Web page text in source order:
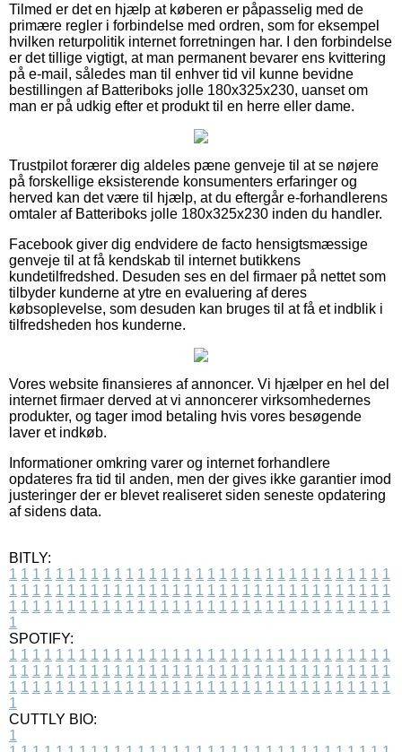
Tilmed er det en hjælp at køberen er påpasselig med de
primære regler i forbindelse med ordren, som for eksempel
hvilken returpolitik internet forretningen har. I den forbindelse
er det tillige vigtigt, at man permanent bevarer ens kvittering
på e-mail, således man til enhver tid vil kunne bevidne
bestillingen af Batteriboks jolle 180x325x230, uanset om
man er på udkig efter et produkt til en herre eller dame.
Trustpilot forærer dig aldeles pæne genveje til at se nøjere
på forskellige eksisterende konsumenters erfaringer og
herved kan det være til hjælp, at du eftergår e-forhandlerens
omtaler af Batteriboks jolle 180x325x230 inden du handler.
Facebook giver dig endvidere de facto hensigtsmæssige
genveje til at få kendskab til internet butikkens
kundetilfredshed. Desuden ses en del firmaer på nettet som
tilbyder kunderne at ytre en evaluering af deres
købsoplevelse, som desuden kan bruges til at få et indblik i
tilfredsheden hos kunderne.
Vores website finansieres af annoncer. Vi hjælper en hel del
internet firmaer derved at vi annoncerer virksomhedernes
produkter, og tager imod betaling hvis vores besøgende
laver et indkøb.
Informationer omkring varer og internet forhandlere
opdateres fra tid til anden, men der gives ikke garantier imod
justeringer der er blevet realiseret siden seneste opdatering
af sidens data.
BITLY:
1 1 1 1 1 1 1 1 1 1 1 1 1 1 1 1 1 1 1 1 1 1 1 1 1 1 1 1 1 1 1 1 1
1 1 1 1 1 1 1 1 1 1 1 1 1 1 1 1 1 1 1 1 1 1 1 1 1 1 1 1 1 1 1 1 1
1 1 1 1 1 1 1 1 1 1 1 1 1 1 1 1 1 1 1 1 1 1 1 1 1 1 1 1 1 1 1 1 1
1
SPOTIFY:
1 1 1 1 1 1 1 1 1 1 1 1 1 1 1 1 1 1 1 1 1 1 1 1 1 1 1 1 1 1 1 1 1
1 1 1 1 1 1 1 1 1 1 1 1 1 1 1 1 1 1 1 1 1 1 1 1 1 1 1 1 1 1 1 1 1
1 1 1 1 1 1 1 1 1 1 1 1 1 1 1 1 1 1 1 1 1 1 1 1 1 1 1 1 1 1 1 1 1
1
CUTTLY BIO:
1